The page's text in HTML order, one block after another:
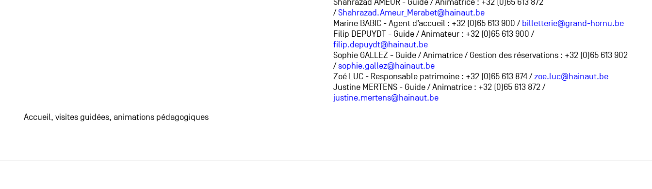
Accueil, visites guidées, animations pédagogiques
Shahrazad AMEUR - Guide / Animatrice : +32 (0)65 613 872
/Shahrazad.Ameur_Merabet@hainaut.be
Marine BABIC - Agent d’accueil : +32 (0)65 613 900 / billetterie@grand-hornu.be
Filip DEPUYDT - Guide / Animateur : +32 (0)65 613 900 /
filip.depuydt@hainaut.be
Sophie GALLEZ - Guide / Animatrice / Gestion des réservations : +32 (0)65 613 902
/sophie.gallez@hainaut.be
Zoé LUC - Responsable patrimoine : +32 (0)65 613 874 /zoe.luc@hainaut.be
Justine MERTENS - Guide / Animatrice : +32 (0)65 613 872 /
justine.mertens@hainaut.be